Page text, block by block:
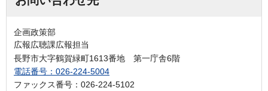
企画政策部
広報広聴課広報担当
長野市大字鶴賀緑町1613番地 第一庁舎6階
電話番号：026-224-5004
ファックス番号：026-224-5102